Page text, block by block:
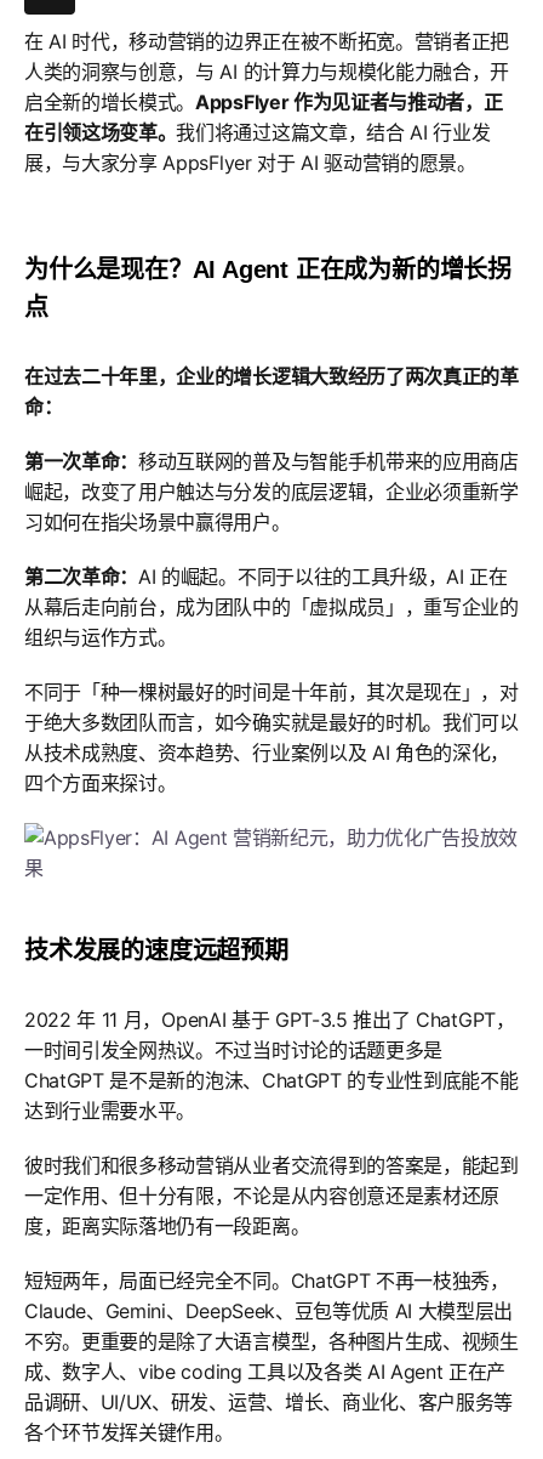
在 AI 时代，移动营销的边界正在被不断拓宽。营销者正把
人类的洞察与创意，与 AI 的计算力与规模化能力融合，开
启全新的增长模式。AppsFlyer 作为见证者与推动者，正
在引领这场变革。我们将通过这篇文章，结合 AI 行业发
展，与大家分享 AppsFlyer 对于 AI 驱动营销的愿景。
为什么是现在？AI Agent 正在成为新的增长拐
点
在过去二十年里，企业的增长逻辑大致经历了两次真正的革
命：
第一次革命：移动互联网的普及与智能手机带来的应用商店
崛起，改变了用户触达与分发的底层逻辑，企业必须重新学
习如何在指尖场景中赢得用户。
第二次革命：AI 的崛起。不同于以往的工具升级，AI 正在
从幕后走向前台，成为团队中的「虚拟成员」，重写企业的
组织与运作方式。
不同于「种一棵树最好的时间是十年前，其次是现在」，对
于绝大多数团队而言，如今确实就是最好的时机。我们可以
从技术成熟度、资本趋势、行业案例以及 AI 角色的深化，
四个方面来探讨。
技术发展的速度远超预期
2022 年 11 月，OpenAI 基于 GPT-3.5 推出了 ChatGPT，
一时间引发全网热议。不过当时讨论的话题更多是
ChatGPT 是不是新的泡沫、ChatGPT 的专业性到底能不能
达到行业需要水平。
彼时我们和很多移动营销从业者交流得到的答案是，能起到
一定作用、但十分有限，不论是从内容创意还是素材还原
度，距离实际落地仍有一段距离。
短短两年，局面已经完全不同。ChatGPT 不再一枝独秀，
Claude、Gemini、DeepSeek、豆包等优质 AI 大模型层出
不穷。更重要的是除了大语言模型，各种图片生成、视频生
成、数字人、vibe coding 工具以及各类 AI Agent 正在产
品调研、UI/UX、研发、运营、增长、商业化、客户服务等
各个环节发挥关键作用。